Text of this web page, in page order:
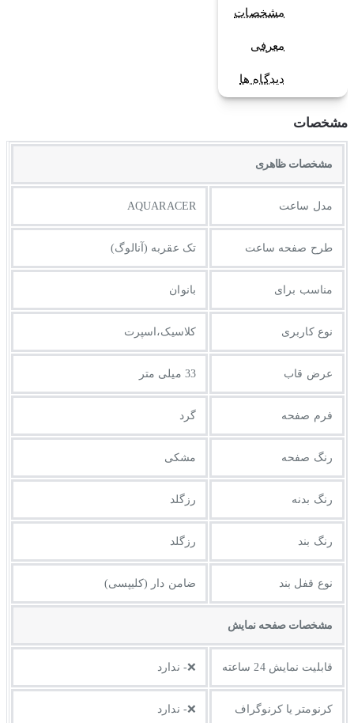
مشخصات
معرفی
دیدگاه ها
مشخصات
مشخصات ظاهری
مدل ساعت AQUARACER
طرح صفحه ساعت تک عقربه (آنالوگ)
مناسب برای بانوان
نوع کاربری کلاسیک،اسپرت
عرض قاب 33 میلی متر
فرم صفحه گرد
رنگ صفحه مشکی
رنگ بدنه رزگلد
رنگ بند رزگلد
نوع قفل بند ضامن دار (کلیپسی)
مشخصات صفحه نمايش
قابلیت نمایش 24 ساعته ❌- ندارد
کرنومتر یا کرنوگراف ❌- ندارد